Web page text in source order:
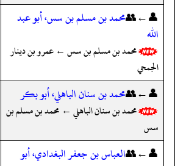
👤←👥محمد بن مسلم بن سس، أبو عبد
الله
محمد بن مسلم بن سس ← عمرو بن دينار
الجمحي
👤←👥محمد بن سنان الباهلي، أبو بكر
محمد بن سنان الباهلي ← محمد بن مسلم بن
سس
👤←👥العباس بن جعفر البغدادي، أبو